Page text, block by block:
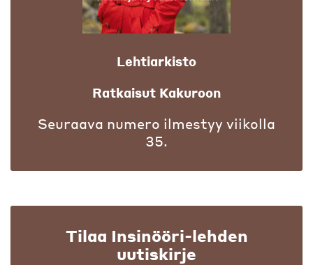
Lehtiarkisto
Ratkaisut Kakuroon
Seuraava numero ilmestyy viikolla
35.
Tilaa Insinööri-lehden
uutiskirje